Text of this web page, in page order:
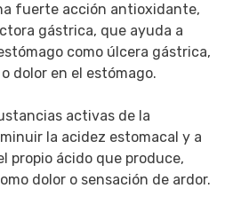
fuerte acción antioxidante,
gástrica, que ayuda a
como úlcera gástrica,
dolor en el estómago.
activas de la
la acidez estomacal y a
propio ácido que produce,
dolor o sensación de ardor.